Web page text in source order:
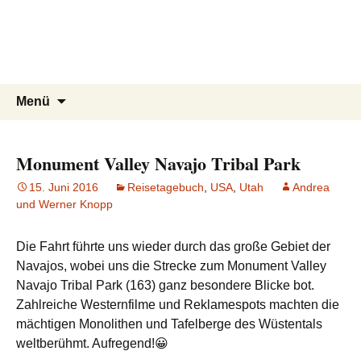
Menü
Monument Valley Navajo Tribal Park
15. Juni 2016 Reisetagebuch USA Utah
Andrea
und Werner Knopp
Die Fahrt führte uns wieder durch das große Gebiet der
Navajos, wobei uns die Strecke zum Monument Valley
Navajo Tribal Park (163) ganz besondere Blicke bot.
Zahlreiche Westernfilme und Reklamespots machten die
mächtigen Monolithen und Tafelberge des Wüstentals
weltberühmt. Aufregend!😀